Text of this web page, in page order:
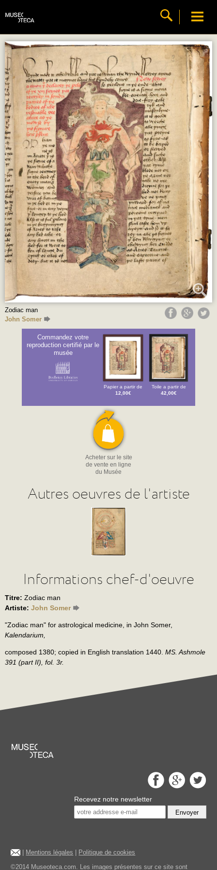
Zodiac man
John Somer
Commandez votre
reproduction certifié par le
musée
Papier a partir de
12,00€
Toile a partir de
42,00€
Acheter sur le site
de vente en ligne
du Musée
Autres oeuvres de l'artiste
Informations chef-d'oeuvre
Titre: Zodiac man
Artiste: John Somer
"Zodiac man" for astrological medicine, in John Somer,
Kalendarium,
composed 1380; copied in English translation 1440. MS. Ashmole
391 (part II), fol. 3r.
Recevez notre newsletter
Envoyer
Mentions légales
Politique de cookies
©2014 Museoteca.com. Les images présentes sur ce site sont